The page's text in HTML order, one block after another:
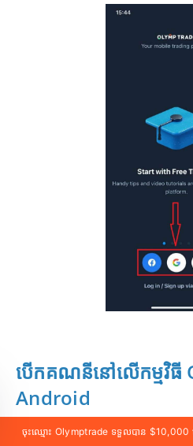
បើកគណនីនៅលើកម្មវិ
Android
ប្រសិនបើអ្នកមានឧបករណ៍ចល័ត
ចុះឈ្មោះ Olymptrade ទទួលបាន